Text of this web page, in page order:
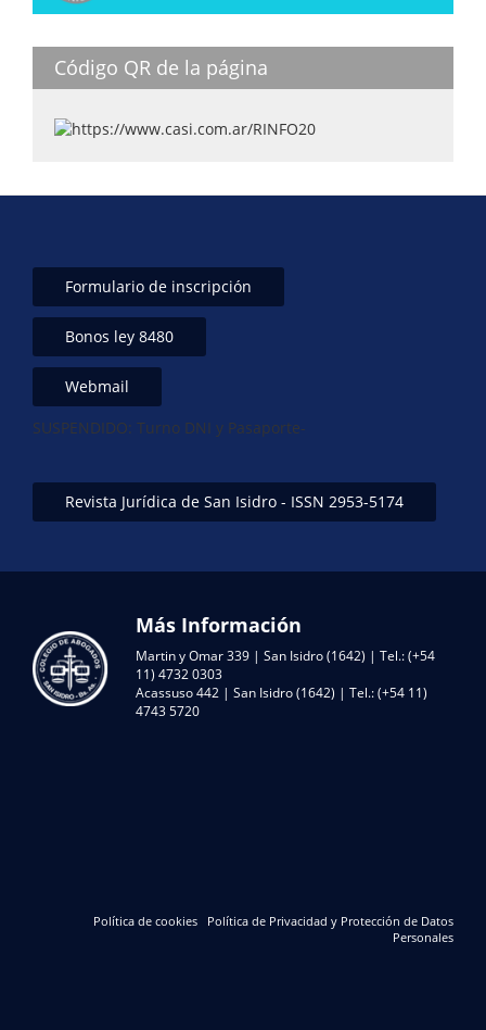
A
p
p
dI
n
b
o
o
k
Código QR de la página
Formulario de inscripción
Bonos ley 8480
Webmail
SUSPENDIDO: Turno DNI y Pasaporte-
Revista Jurídica de San Isidro - ISSN 2953-5174
Más Información
Martin y Omar 339 | San Isidro (1642) | Tel.: (+54
11) 4732 0303
Acassuso 442 | San Isidro (1642) | Tel.: (+54 11)
4743 5720
Política de cookies
Política de Privacidad y Protección de Datos
Personales